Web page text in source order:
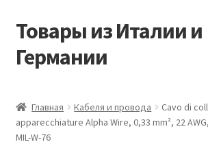
Перейти
навигации
Перейти
содержимому
Товары из Италии и
Германии
Виды доставки
Главная Кабеля и провода
Cavo di
apparecchiature Alpha Wire, 0,33 mm², 22
MIL-W-76